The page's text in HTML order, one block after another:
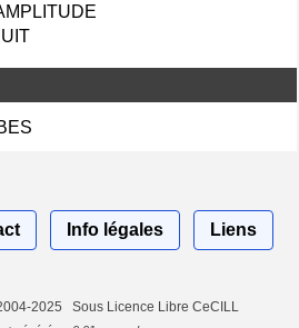
Info légales Liens
2025 Sous Licence Libre CeCILL